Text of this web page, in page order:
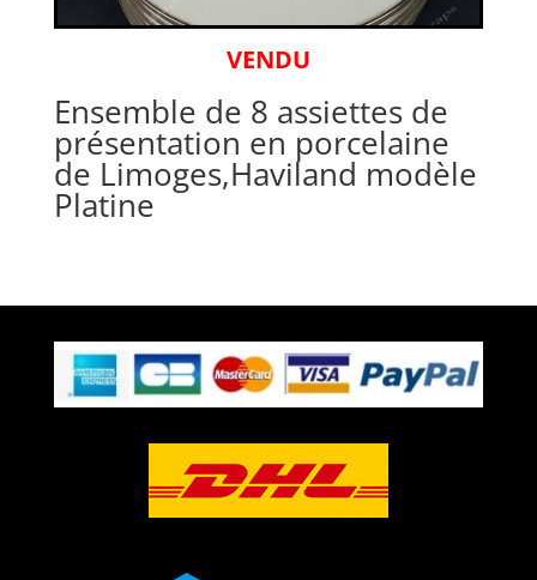
VENDU
Ensemble de 8 assiettes de
présentation en porcelaine
de Limoges,Haviland modèle
Platine